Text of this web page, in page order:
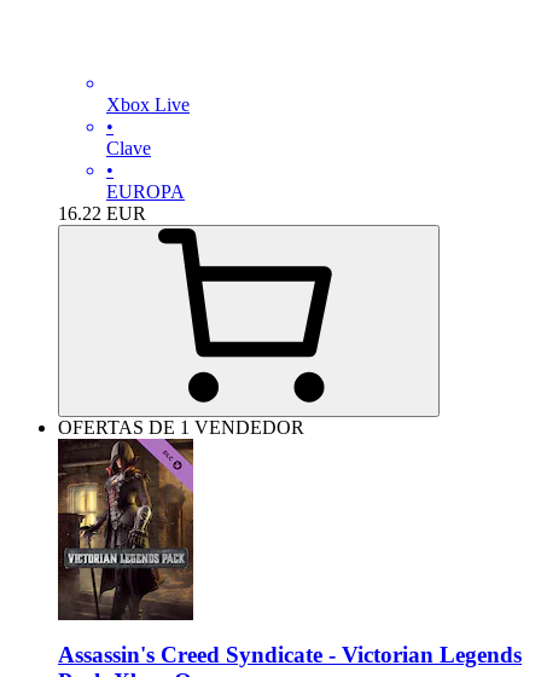
Xbox Live
•
Clave
•
EUROPA
16.22 EUR
OFERTAS DE 1 VENDEDOR
Assassin's Creed Syndicate - Victorian Legends